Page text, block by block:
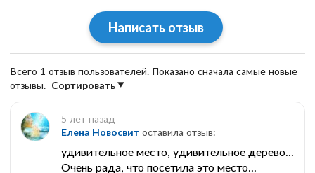
Написать отзыв
Всего 1 отзыв пользователей. Показано сначала самые новые
отзывы. Сортировать
5 лет назад
Елена Новосвит оставила отзыв:
удивительное место, удивительное дерево...
Очень рада, что посетила это место...